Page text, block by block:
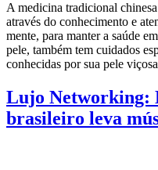
A medicina tradicional
através do conhecimento e
mente, para manter a saúde
pele, também tem cuidados
conhecidas por sua pele
Lujo Networking:
brasileiro leva